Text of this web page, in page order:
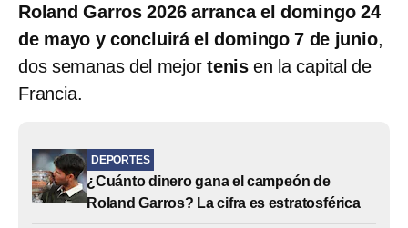
Roland Garros 2026 arranca el domingo 24
de mayo y concluirá el domingo 7 de junio,
dos semanas del mejortenisen la capital de
Francia.
DEPORTES
¿Cuánto dinero gana el campeón de
Roland Garros? La cifra es estratosférica